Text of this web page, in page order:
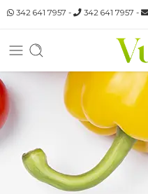
342 641 7957 - 342 641 7957 -